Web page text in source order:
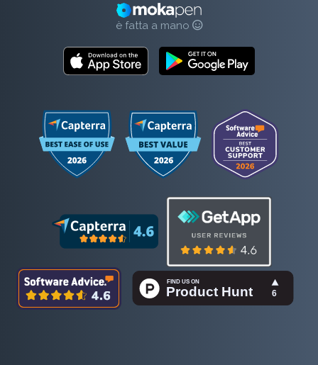
è fatta a mano